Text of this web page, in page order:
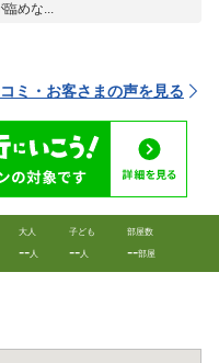
臨めな...
ミ・お客さまの声を見る
大人
--人
子ども
--人
部屋数
--部屋